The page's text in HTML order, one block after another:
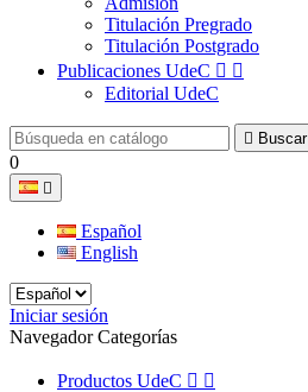
Titulación Pregrado
Titulación Postgrado
Publicaciones UdeC  
Editorial UdeC
 Buscar
0

Español
English
Iniciar sesión
Navegador Categorías
Productos UdeC  